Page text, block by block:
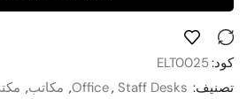
كود:ELT0025
تصنيف:
Office, Staff Desks
, مكاتب,